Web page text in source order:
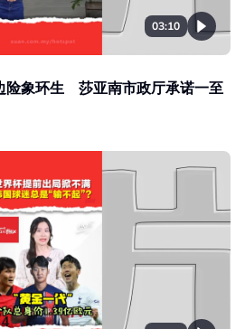
03:10
险象环生 莎亚南市政厅承诺一至